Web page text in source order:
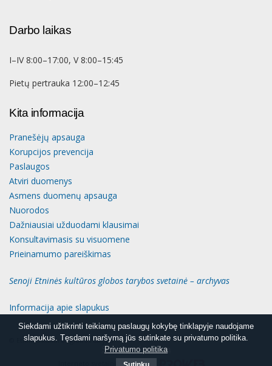
Siekdami užtikrinti teikiamų paslaugų kokybę tinklapyje naudojame
slapukus. Tęsdami naršymą jūs sutinkate su privatumo politika.
Slapukų informacija
Siekdami užtikrinti teikiamų paslaugų kokybę tinklapyje naudojame
slapukus. Tęsdami naršymą jūs sutinkate su privatumo politika.
Privatumo politika
Darbo laikas
I–IV 8:00–17:00, V 8:00–15:45
Pietų pertrauka 12:00–12:45
Kita informacija
Pranešėjų apsauga
Korupcijos prevencija
Paslaugos
Atviri duomenys
Asmens duomenų apsauga
Nuorodos
Dažniausiai užduodami klausimai
Konsultavimasis su visuomene
Prieinamumo pareiškimas
Senoji Etninės kultūros globos tarybos svetainė – archyvas
Informacija apie slapukus
© Etninės kultūros globos taryba
Interneto svetainių kūrimas